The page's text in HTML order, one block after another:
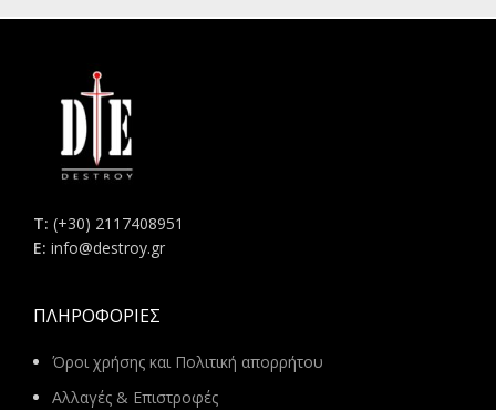
Τ: (+30) 2117408951
E: info@destroy.gr
ΠΛΗΡΟΦΟΡΊΕΣ
Όροι χρήσης και Πολιτική απορρήτου
Αλλαγές & Επιστροφές